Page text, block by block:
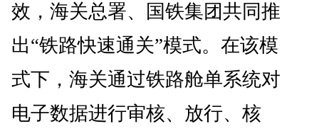
效，海关总署、国铁集团共同推
出“铁路快速通关”模式。在该模
式下，海关通过铁路舱单系统对
电子数据进行审核、放行、核